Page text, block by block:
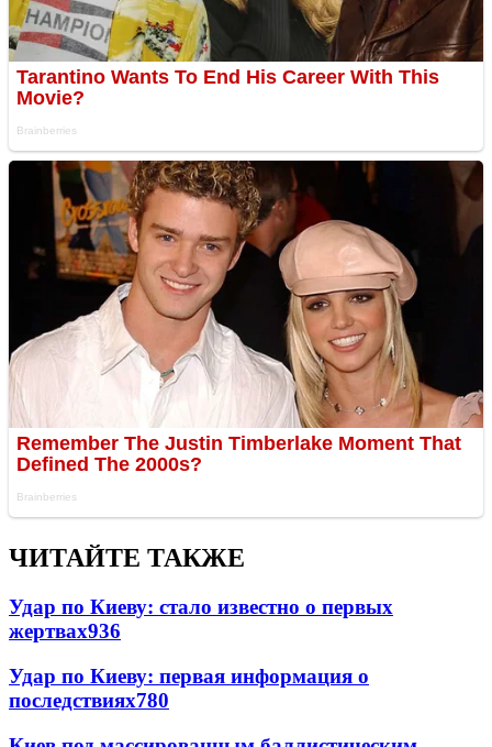
ЧИТАЙТЕ ТАКЖЕ
Удар по Киеву: стало известно о первых
жертвах936
Удар по Киеву: первая информация о
последствиях780